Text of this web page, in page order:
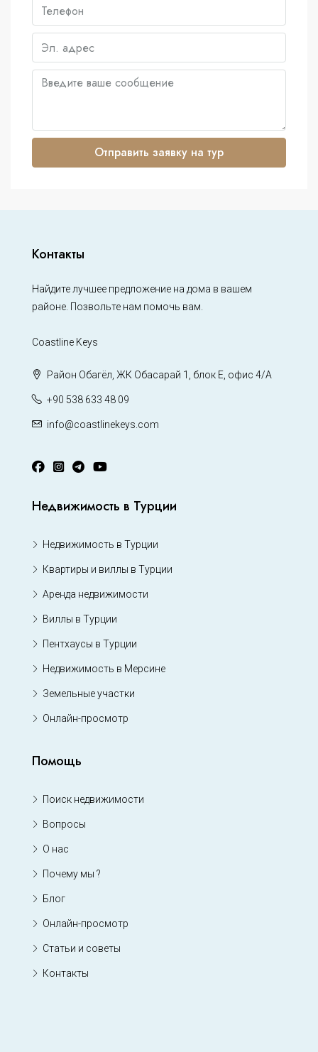
Отправить заявку на тур
Контакты
Найдите лучшее предложение на дома в вашем
районе. Позвольте нам помочь вам.
Coastline Keys
Район Обагёл, ЖК Обасарай 1, блок Е, офис 4/А
+90 538 633 48 09
info@coastlinekeys.com
Недвижимость в Турции
Недвижимость в Турции
Квартиры и виллы в Турции
Аренда недвижимости
Виллы в Турции
Пентхаусы в Турции
Недвижимость в Мерсине
Земельные участки
Онлайн-просмотр
Помощь
Поиск недвижимости
Вопросы
О нас
Почему мы ?
Блог
Онлайн-просмотр
Статьи и советы
Контакты